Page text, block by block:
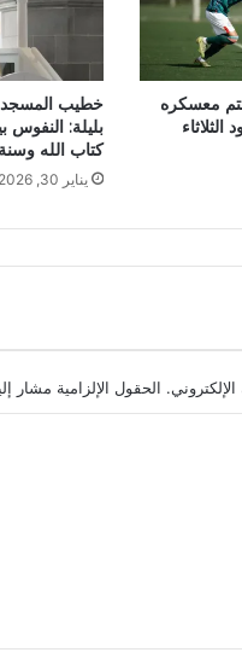
عامًا يختتم معسكره
الثلاثاء
خطيب المسجد
بليلة: النفوس
كتاب الله
يناير 30, 2026
الحقول الإلزامية مشار